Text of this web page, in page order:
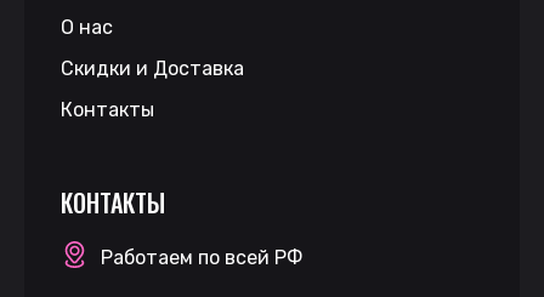
О нас
Скидки и Доставка
Контакты
КОНТАКТЫ
Работаем по всей РФ